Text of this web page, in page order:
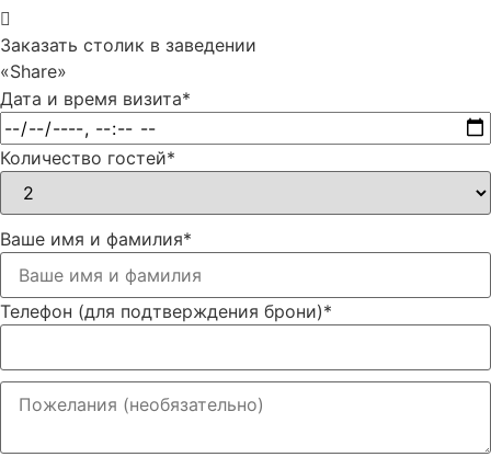
Заказать столик в заведении
«Share»
Дата и время визита*
Количество гостей*
Ваше имя и фамилия*
Телефон (для подтверждения брони)*